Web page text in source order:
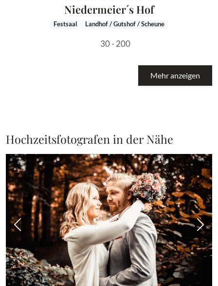
Niedermeier´s Hof
Festsaal Landhof / Gutshof / Scheune
30 - 200
Mehr anzeigen
Hochzeitsfotografen in der Nähe
Vorheriges Bild